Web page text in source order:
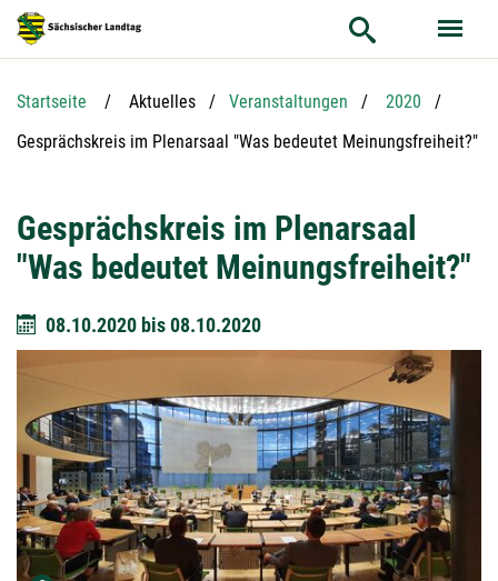
Hauptnavigation
Hauptinhalt
Service
Startseite Aktuelles Veranstaltungen
2020
Aktuelle Seite:
Gesprächskreis im Plenarsaal "Was bedeutet Meinungsfreiheit?"
Gesprächskreis im Plenarsaal
"Was bedeutet Meinungsfreiheit?"
08.10.2020 bis08.10.2020